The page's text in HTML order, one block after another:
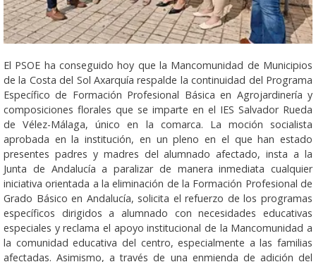
El PSOE ha conseguido hoy que la Mancomunidad de Municipios
de la Costa del Sol Axarquía respalde la continuidad del Programa
Específico de Formación Profesional Básica en Agrojardinería y
composiciones florales que se imparte en el IES Salvador Rueda
de Vélez-Málaga, único en la comarca. La moción socialista
aprobada en la institución, en un pleno en el que han estado
presentes padres y madres del alumnado afectado, insta a la
Junta de Andalucía a paralizar de manera inmediata cualquier
iniciativa orientada a la eliminación de la Formación Profesional de
Grado Básico en Andalucía, solicita el refuerzo de los programas
específicos dirigidos a alumnado con necesidades educativas
especiales y reclama el apoyo institucional de la Mancomunidad a
la comunidad educativa del centro, especialmente a las familias
afectadas. Asimismo, a través de una enmienda de adición del